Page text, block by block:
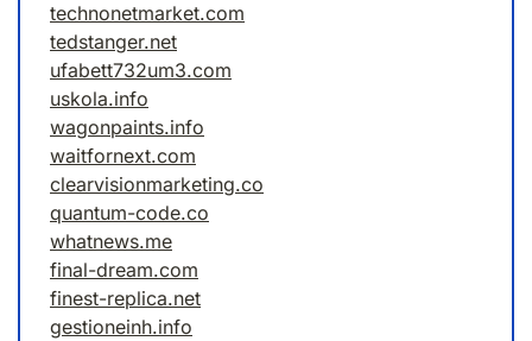
technonetmarket.com
tedstanger.net
ufabett732um3.com
uskola.info
wagonpaints.info
waitfornext.com
clearvisionmarketing.co
quantum-code.co
whatnews.me
final-dream.com
finest-replica.net
gestioneinh.info